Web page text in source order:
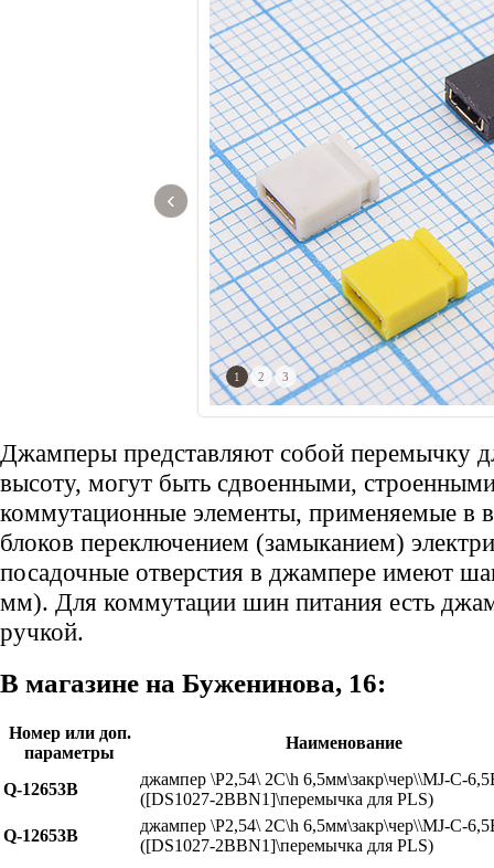
‹
1 2 3
Джамперы представляют собой перемычку
высоту, могут быть сдвоенными,
коммутационные элементы, применяемые в
блоков переключением (замыканием)
посадочные отверстия в джампере имеют
мм). Для коммутации шин питания есть
ручкой.
В магазине на Буженинова, 16:
Номер или доп.
параметры
Наименование
Q-12653B
джампер \P2,54\ 2C\h 6,5мм\закр\чер\\MJ-C-
([DS1027-2BBN1]\перемычка для PLS)
Q-12653B
джампер \P2,54\ 2C\h 6,5мм\закр\чер\\MJ-C-
([DS1027-2BBN1]\перемычка для PLS)